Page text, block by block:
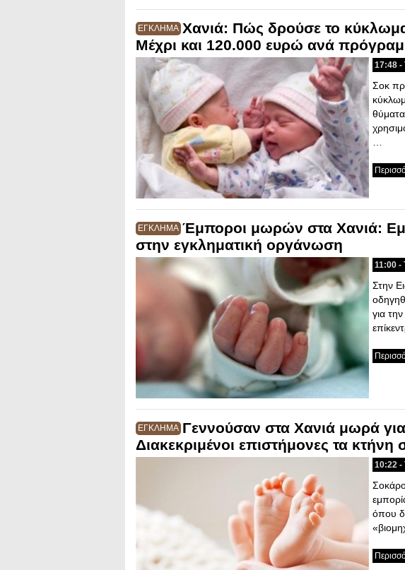
ΕΓΚΛΗΜΑ Χανιά: Πώς δρούσε το
Μέχρι και 120.000 ευρώ ανά
17:48 -
Σοκ
θύματα
ΕΓΚΛΗΜΑ Έμποροι μωρών στα Χανιά:
στην εγκληματική οργάνωση
11:00 -
Στην
για
ΕΓΚΛΗΜΑ Γεννούσαν στα Χανιά μωρά
Διακεκριμένοι επιστήμονες τα κτήνη
10:22 -
όπου